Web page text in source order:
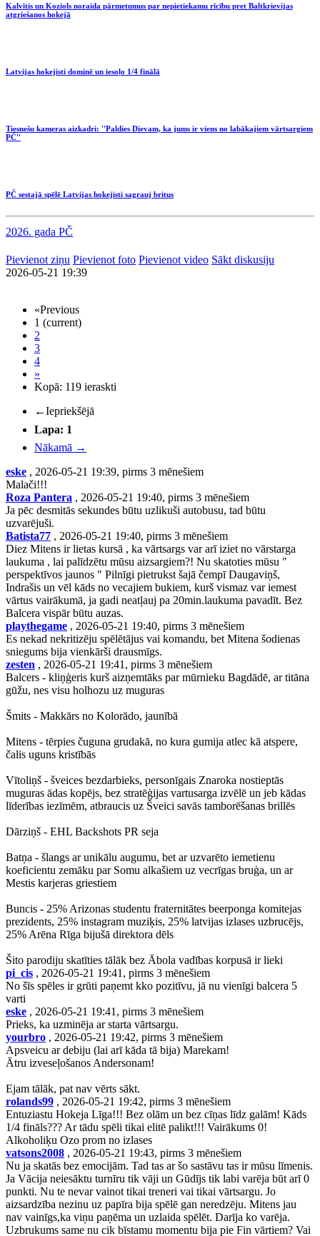
Kalvītis un Koziols noraida pārmetumus par nepietiekamu rīcību pret Baltkrievijas
atgriešanos hokejā
Latvijas hokejisti dominē un iesoļo 1/4 finālā
Tiesnešu kameras aizkadri: ''Paldies Dievam, ka jums ir viens no labākajiem vārtsargiem
PČ''
PČ sestajā spēlē Latvijas hokejisti sagrauj britus
2026. gada PČ
Pievienot ziņu Pievienot foto Pievienot video Sākt diskusiju
2026-05-21 19:39
«Previous
1 (current)
2
3
4
»
Kopā: 119 ieraskti
←Iepriekšējā
Lapa: 1
Nākamā →
eske , 2026-05-21 19:39, pirms 3 mēnešiem
Malači!!!
Roza Pantera , 2026-05-21 19:40, pirms 3 mēnešiem
Ja pēc desmitās sekundes būtu uzlikuši autobusu, tad būtu
uzvarējuši.
Batista77 , 2026-05-21 19:40, pirms 3 mēnešiem
Diez Mitens ir lietas kursā , ka vārtsargs var arī iziet no vārstarga
laukuma , lai palīdzētu mūsu aizsargiem?! Nu skatoties mūsu "
perspektīvos jaunos " Pilnīgi pietrukst šajā čempī Daugaviņš,
Indrašis un vēl kāds no vecajiem bukiem, kurš vismaz var iemest
vārtus vairākumā, ja gadi neatļauj pa 20min.laukuma pavadīt. Bez
Balcera vispār būtu auzas.
playthegame , 2026-05-21 19:40, pirms 3 mēnešiem
Es nekad nekritizēju spēlētājus vai komandu, bet Mitena šodienas
sniegums bija vienkārši drausmīgs.
zesten , 2026-05-21 19:41, pirms 3 mēnešiem
Balcers - kliņģeris kurš aizņemtāks par mūrnieku Bagdādē, ar titāna
gūžu, nes visu holhozu uz muguras
Šmits - Makkārs no Kolorādo, jaunībā
Mitens - tērpies čuguna grudakā, no kura gumija atlec kā atspere,
čalis uguns kristībās
Vītoliņš - šveices bezdarbieks, personīgais Znaroka nostieptās
muguras ādas kopējs, bez stratēģijas vartusarga izvēlē un jeb kādas
līderības iezīmēm, atbraucis uz Šveici savās tamborēšanas brillēs
Dārziņš - EHL Backshots PR seja
Batņa - šlangs ar unikālu augumu, bet ar uzvarēto iemetienu
koeficientu zemāku par Somu alkašiem uz vecrīgas bruģa, un ar
Mestis karjeras griestiem
Buncis - 25% Arizonas studentu fraternitātes beerponga komitejas
prezidents, 25% instagram muziķis, 25% latvijas izlases uzbrucējs,
25% Arēna Rīga bijušā direktora dēls
Šito parodiju skatīties tālāk bez Ābola vadības korpusā ir lieki
pi_cis , 2026-05-21 19:41, pirms 3 mēnešiem
No šīs spēles ir grūti paņemt kko pozitīvu, jā nu vienīgi balcera 5
varti
eske , 2026-05-21 19:41, pirms 3 mēnešiem
Prieks, ka uzminēja ar starta vārtsargu.
yourbro , 2026-05-21 19:42, pirms 3 mēnešiem
Apsveicu ar debiju (lai arī kāda tā bija) Marekam!
Ātru izveseļošanos Andersonam!
Ejam tālāk, pat nav vērts sākt.
rolands99 , 2026-05-21 19:42, pirms 3 mēnešiem
Entuziastu Hokeja Līga!!! Bez olām un bez cīņas līdz galām! Kāds
1/4 fināls??? Ar tādu spēli tikai elitē palikt!!! Vairākums 0!
Alkoholiķu Ozo prom no izlases
vatsons2008 , 2026-05-21 19:43, pirms 3 mēnešiem
Nu ja skatās bez emocijām. Tad tas ar šo sastāvu tas ir mūsu līmenis.
Ja Vācija neiesāktu turnīru tik vāji un Gūdījs tik labi varēja būt arī 0
punkti. Nu te nevar vainot tikai treneri vai tikai vārtsargu. Jo
aizsardzība nezinu uz papīra bija spēlē gan neredzēju. Mitens jau
nav vainīgs,ka viņu paņēma un uzlaida spēlēt. Darīja ko varēja.
Uzbrukums same nu cik bīstamu momentu bija pie Fin vārtiem? Vai